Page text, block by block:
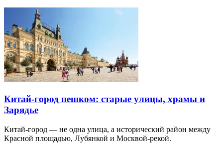
Китай-город пешком: старые улицы, храмы и
Зарядье
Китай-город — не одна улица, а исторический район между
Красной площадью, Лубянкой и Москвой-рекой.